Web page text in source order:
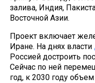
залива, Индия,
Восточной Азии.
Проект включает
Иране. На днях власти
Россией достроить
Сейчас по ней
год, к 2030 году